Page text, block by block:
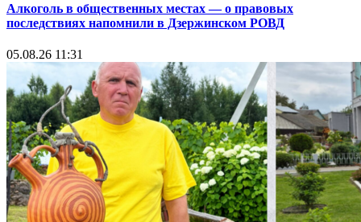
Алкоголь в общественных местах — о правовых
последствиях напомнили в Дзержинском РОВД
05.08.26 11:31